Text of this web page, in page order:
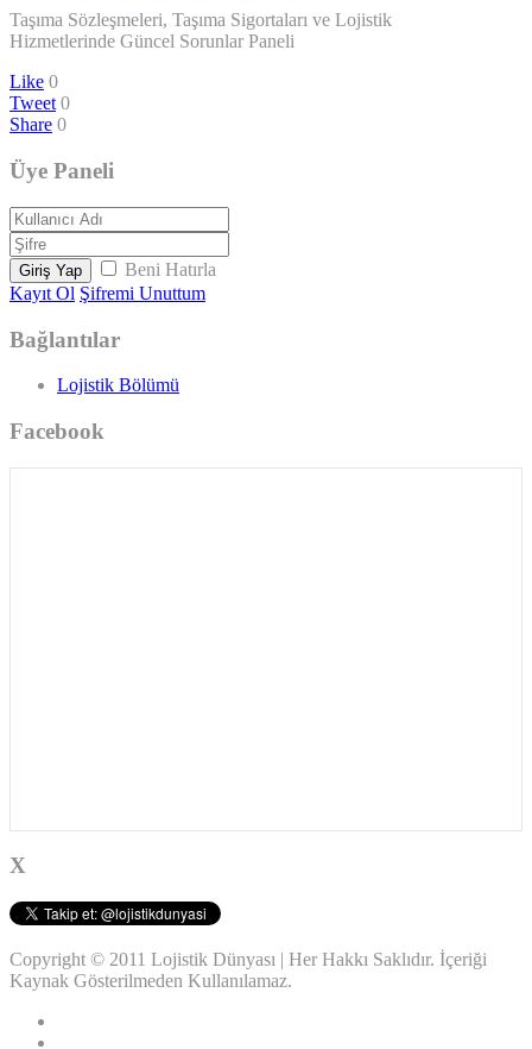
Taşıma Sözleşmeleri, Taşıma Sigortaları ve Lojistik
Hizmetlerinde Güncel Sorunlar Paneli
Like 0
Tweet 0
Share 0
Üye Paneli
Giriş Yap
Beni Hatırla
Kayıt Ol Şifremi Unuttum
Bağlantılar
Lojistik Bölümü
Facebook
X
Copyright © 2011 Lojistik Dünyası | Her Hakkı Saklıdır. İçeriği
Kaynak Gösterilmeden Kullanılamaz.